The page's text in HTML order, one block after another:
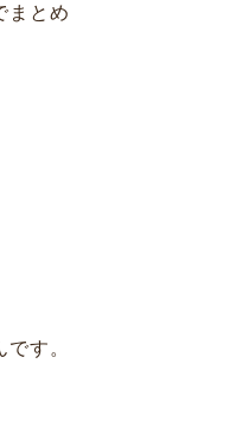
まとめ
す。